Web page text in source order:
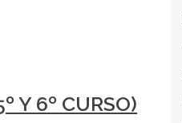
Y 6º CURSO)